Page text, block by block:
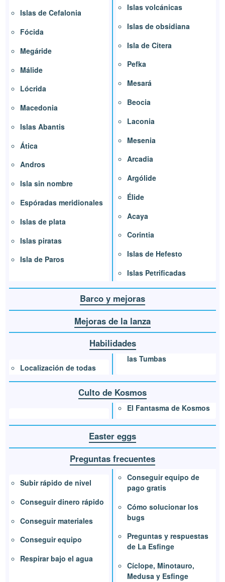
Islas de Cefalonia
Fócida
Megáride
Málide
Lócrida
Macedonia
Islas Abantis
Ática
Andros
Isla sin nombre
Espóradas meridionales
Islas de plata
Islas piratas
Isla de Paros
Islas volcánicas
Islas de obsidiana
Isla de Citera
Pefka
Mesará
Beocia
Laconia
Mesenia
Arcadia
Argólide
Élide
Acaya
Corintia
Islas de Hefesto
Islas Petrificadas
Barco y mejoras
Mejoras de la lanza
Habilidades
Localización de todas
las Tumbas
Culto de Kosmos
El Fantasma de Kosmos
Easter eggs
Preguntas frecuentes
Subir rápido de nivel
Conseguir dinero rápido
Conseguir materiales
Conseguir equipo
Respirar bajo el agua
Conseguir equipo de
pago gratis
Cómo solucionar los
bugs
Preguntas y respuestas
de La Esfinge
Cíclope, Minotauro,
Medusa y Esfinge